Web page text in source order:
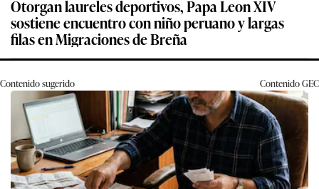
Otorgan laureles deportivos, Papa Leon XIV
sostiene encuentro con niño peruano y largas
filas en Migraciones de Breña
Contenido sugerido ContenidoGEC